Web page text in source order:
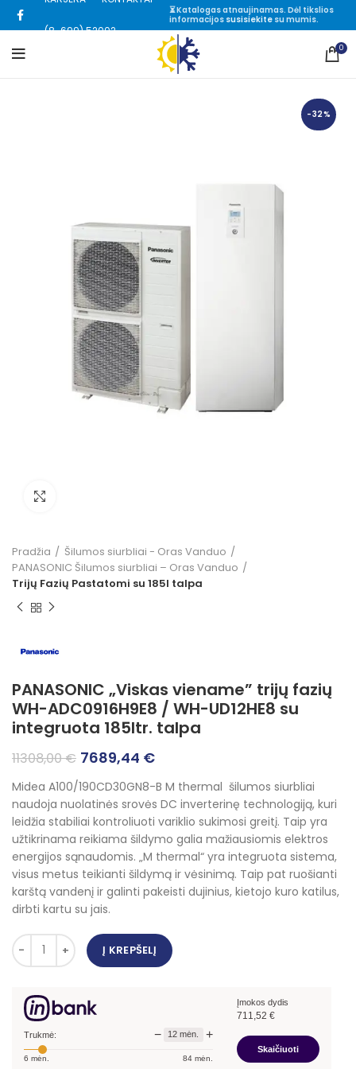
(8-699) 52002
⏳ Katalogas atnaujinamas. Dėl tikslios
informacijos susisiekitesu mumis.
0
-32%
Pradžia
Šilumos siurbliai - Oras Vanduo
PANASONIC Šilumos siurbliai – Oras Vanduo
Trijų Fazių Pastatomi su 185l talpa
PANASONIC „Viskas viename” trijų fazių
WH-ADC0916H9E8 / WH-UD12HE8 su
integruota 185ltr. talpa
11308,00€ Original
was:
11308,00 €.
7689,44 €Current
is:
7689,44 €.
Midea A100/190CD30GN8-B M thermal šilumos siurbliai
naudoja nuolatinės srovės DC inverterinę technologiją, kuri
leidžia stabiliai kontroliuoti variklio sukimosi greitį. Taip yra
užtikrinama reikiama šildymo galia mažiausiomis elektros
energijos sąnaudomis. „M thermal“ yra integruota sistema,
visus metus teikianti šildymą ir vėsinimą. Taip pat ruošianti
karštą vandenį ir galinti pakeisti dujinius, kietojo kuro katilus,
dirbti kartu su jais.
Į KREPŠELĮ
Trukmė: − 12 mėn. +
6 mėn. 84mėn.
Įmokos dydis
711,52 €
Skaičiuoti